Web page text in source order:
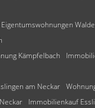
Eigentumswohnungen
Kämpfelbach
am Neckar
Immobilienkauf